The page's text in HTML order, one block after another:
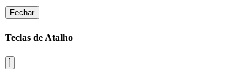
Fechar
Teclas de Atalho